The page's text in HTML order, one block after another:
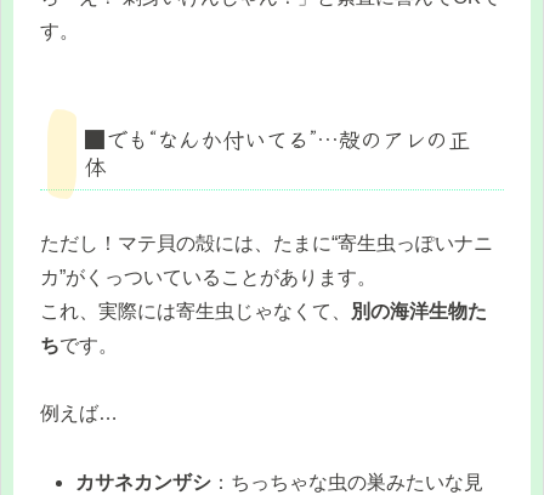
す。
■でも“なんか付いてる”…殻のアレの正
体
ただし！マテ貝の殻には、たまに“寄生虫っぽいナニ
カ”がくっついていることがあります。
これ、実際には寄生虫じゃなくて、
別の海洋生物た
ちです。
例えば…
カサネカンザシ ：ちっちゃな虫の巣みたいな見